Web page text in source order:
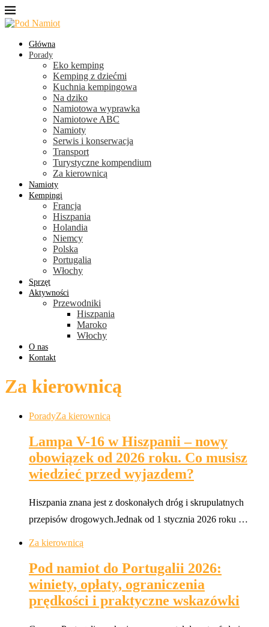
Główna
Porady
Eko kemping
Kemping z dziećmi
Kuchnia kempingowa
Na dziko
Namiotowa wyprawka
Namiotowe ABC
Namioty
Serwis i konserwacja
Transport
Turystyczne kompendium
Za kierownicą
Namioty
Kempingi
Francja
Hiszpania
Holandia
Niemcy
Polska
Portugalia
Włochy
Sprzęt
Aktywności
Przewodniki
Hiszpania
Maroko
Włochy
O nas
Kontakt
Za kierownicą
PoradyZa kierownicą
Lampa V-16 w Hiszpanii – nowy
obowiązek od 2026 roku. Co musisz
wiedzieć przed wyjazdem?
Hiszpania znana jest z doskonałych dróg i skrupulatnych
przepisów drogowych.Jednak od 1 stycznia 2026 roku …
Za kierownicą
Pod namiot do Portugalii 2026:
winiety, opłaty, ograniczenia
prędkości i praktyczne wskazówki